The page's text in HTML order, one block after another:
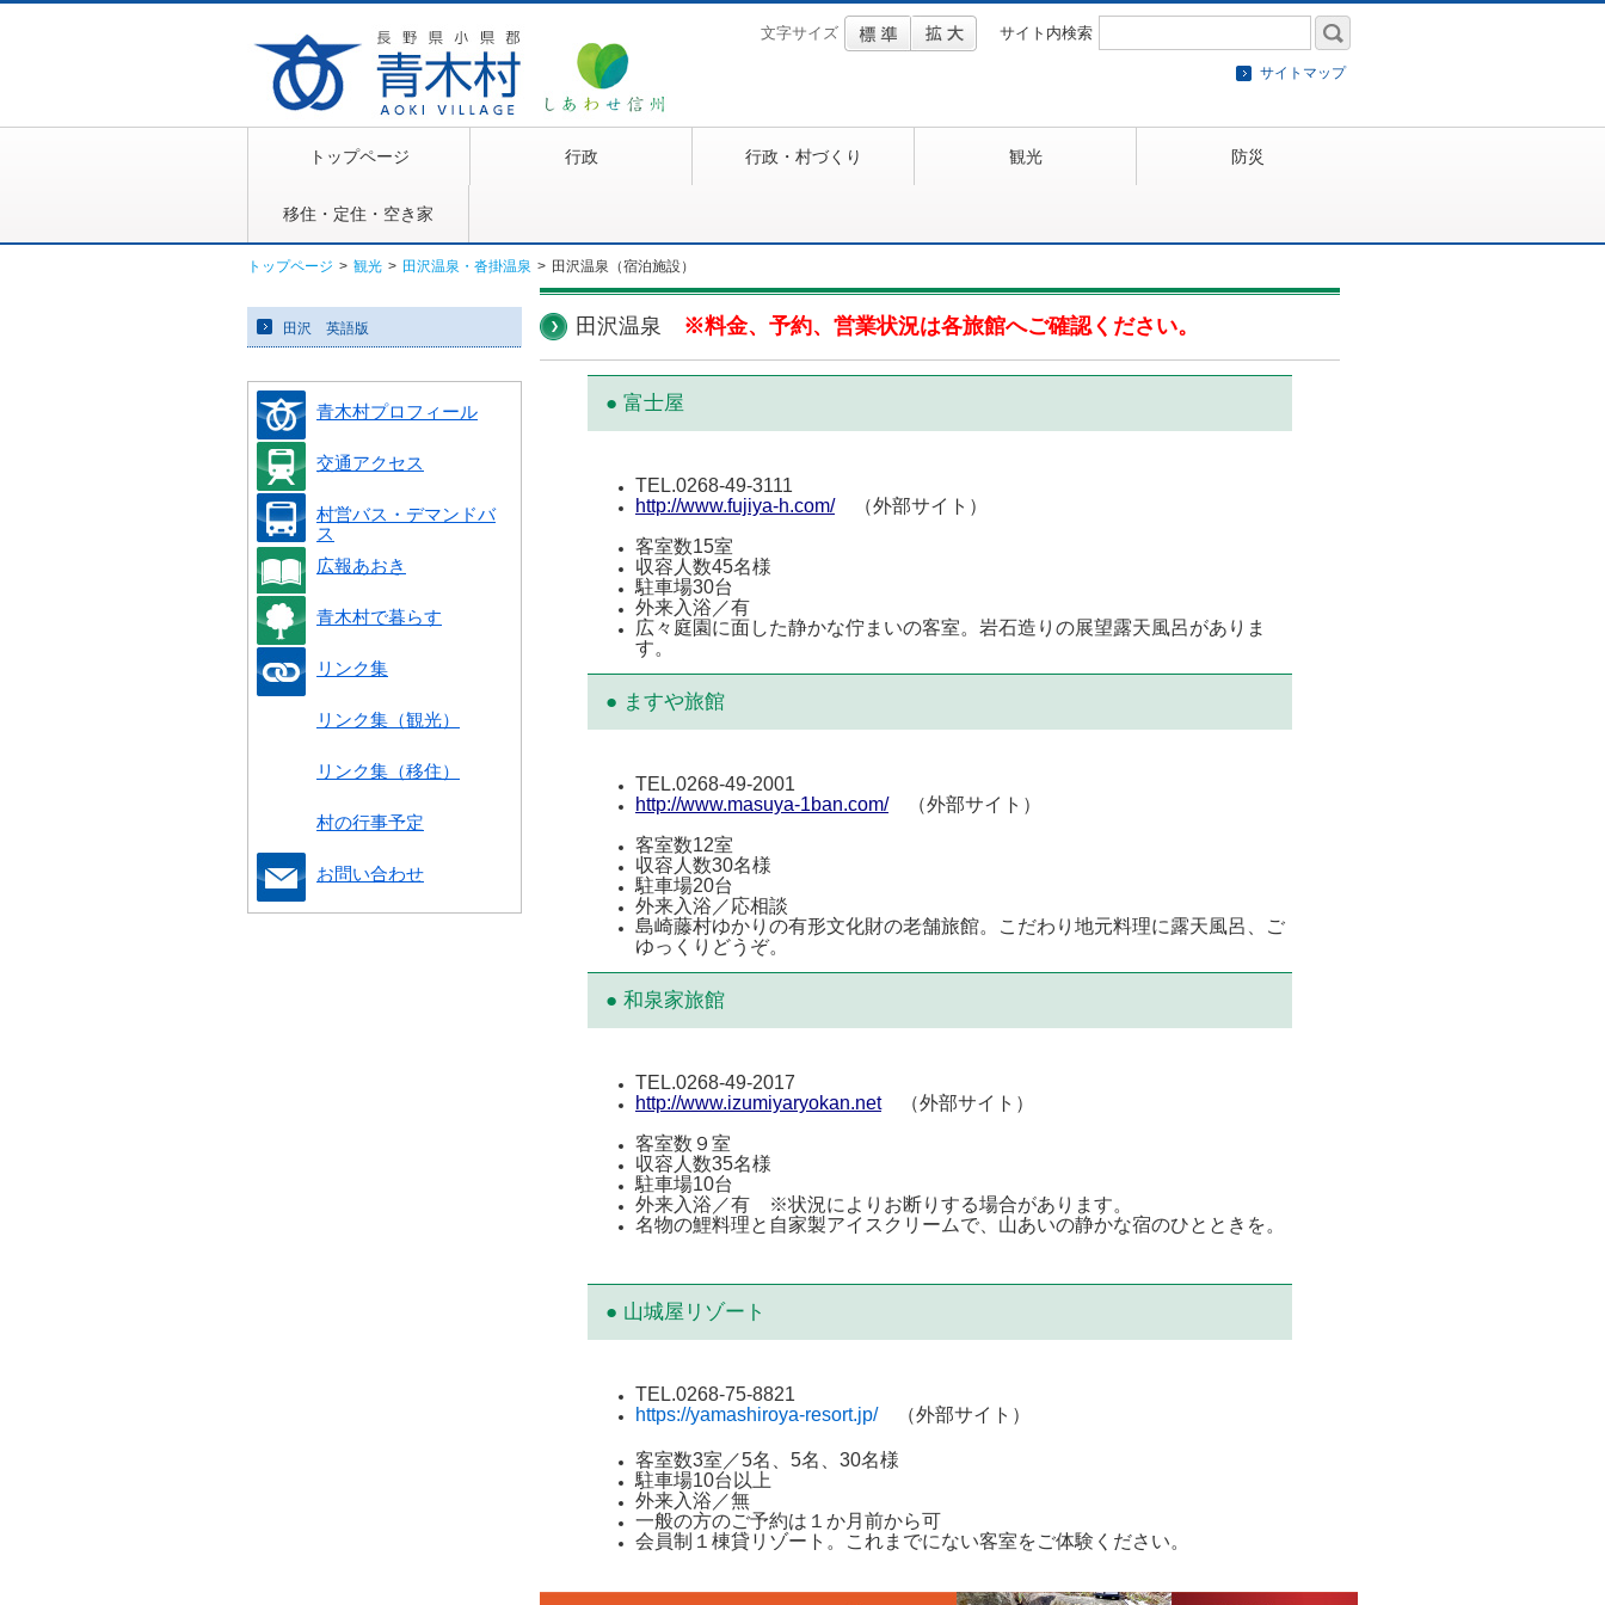
文字サイズ サイト内検索
サイトマップ
トップページ 行政 行政・村づくり 観光 防災
移住・定住・空き家
トップページ > 観光 > 田沢温泉・沓掛温泉 > 田沢温泉（宿泊施設）
田沢 英語版
青木村プロフィール
交通アクセス
村営バス・デマンドバ
ス
広報あおき
青木村で暮らす
リンク集
リンク集（観光）
リンク集（移住）
村の行事予定
お問い合わせ
田沢温泉 ※料金、予約、営業状況は各旅館へご確認ください。
● 富士屋
TEL.0268-49-3111
http://www.fujiya-h.com/（外部サイト）
客室数15室
収容人数45名様
駐車場30台
外来入浴／有
広々庭園に面した静かな佇まいの客室。岩石造りの展望露天風呂がありま
す。
● ますや旅館
TEL.0268-49-2001
http://www.masuya-1ban.com/（外部サイト）
客室数12室
収容人数30名様
駐車場20台
外来入浴／応相談
島崎藤村ゆかりの有形文化財の老舗旅館。こだわり地元料理に露天風呂、ご
ゆっくりどうぞ。
● 和泉家旅館
TEL.0268-49-2017
http://www.izumiyaryokan.net（外部サイト）
客室数９室
収容人数35名様
駐車場10台
外来入浴／有 ※状況によりお断りする場合があります。
名物の鯉料理と自家製アイスクリームで、山あいの静かな宿のひとときを。
● 山城屋リゾート
TEL.0268-75-8821
https://yamashiroya-resort.jp/（外部サイト）
客室数3室／5名、5名、30名様
駐車場10台以上
外来入浴／無
一般の方のご予約は１か月前から可
会員制１棟貸リゾート。これまでにない客室をご体験ください。